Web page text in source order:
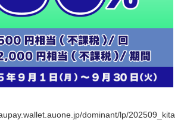
dominant/lp/202509_kita